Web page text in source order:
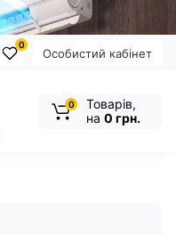
Особистий кабінет
0
0
Товарів,
на 0 грн.